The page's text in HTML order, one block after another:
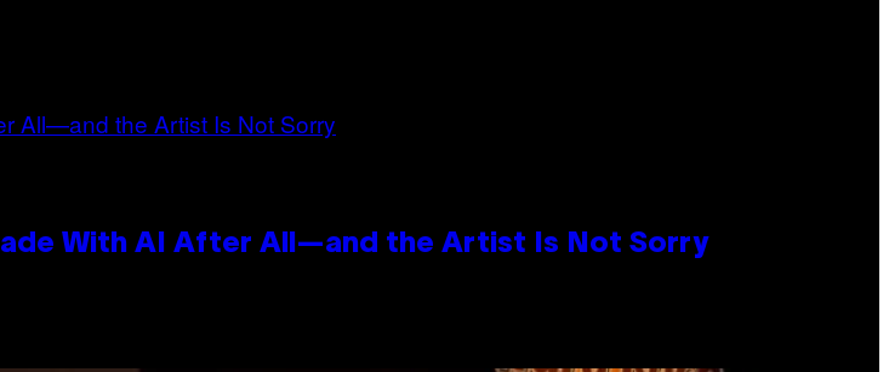
With AI After All—and the Artist Is Not Sorry